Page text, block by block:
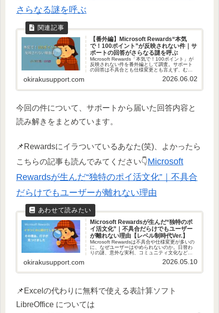
さらなる謎を呼ぶ
【番外編】Microsoft Rewards“本気
で！100ポイント”が反映されない件｜サ
ポートの回答がさらなる謎を呼ぶ
Microsoft Rewards「本気で！100ポイント」が
反映されない件を番外編として調査。サポート
の回答は不具合とも仕様変更とも言えず、むし
okirakusupport.com 2026.06.02
今回の件について、サポートから届いた回答内容と
読み解きをまとめています。
📌Rewardsにイラついているあなた(笑)、よかったら
こちらの記事も読んでみてください👇Microsoft
Rewardsが生んだ“独特のポイ活文化”｜不具合
だらけでもユーザーが離れない理由
Microsoft Rewardsが生んだ“独特のポ
イ活文化”｜不具合だらけでもユーザー
が離れない理由【レベル制時代Ver.】
Microsoft Rewardsは不具合や仕様変更が多いの
に、なぜユーザーはやめられないのか。日替わ
りの謎、意外な実利、コミュニティ文化など、
okirakusupport.com 2026.05.10
📌Excelの代わりに無料で使える表計算ソフト
LibreOffice については